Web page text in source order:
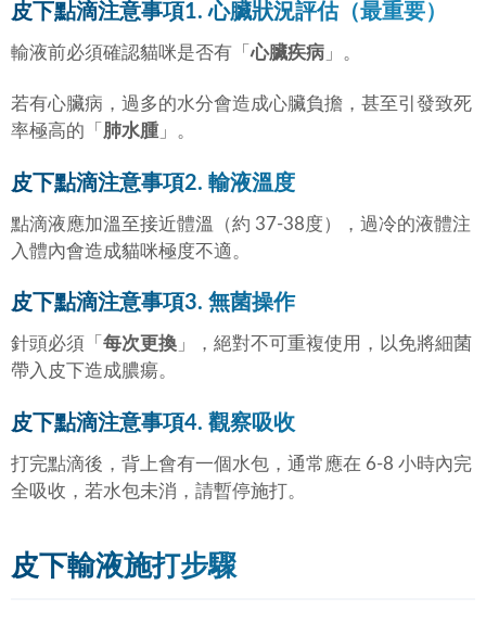
皮下點滴注意事項1. 心臟狀況評估（最重要）
輸液前必須確認貓咪是否有「心臟疾病 」。
若有心臟病，過多的水分會造成心臟負擔，甚至引發致死
率極高的「 肺水腫 」。
皮下點滴注意事項2. 輸液溫度
點滴液應加溫至接近體溫（約 37-38度）， 過冷的液體注
入體內會造成貓咪極度不適。
皮下點滴注意事項3. 無菌操作
針頭必須「 每次更換 」，絕對不可重複使用，以免將細菌
帶入皮下造成膿瘍。
皮下點滴注意事項4. 觀察吸收
打完點滴後，背上會有一個水包，通常應在 6-8 小時內完
全吸收，若水包未消，請暫停施打。
皮下輸液施打步驟